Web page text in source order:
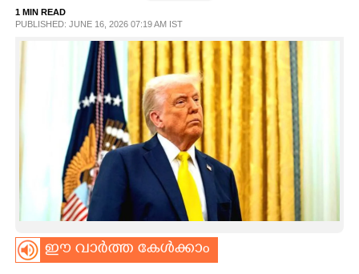
PHOTOS
ASTRO
1 MIN READ
PUBLISHED: JUNE 16, 2026 07:19 AM IST
ഈ വാർത്ത കേൾക്കാം